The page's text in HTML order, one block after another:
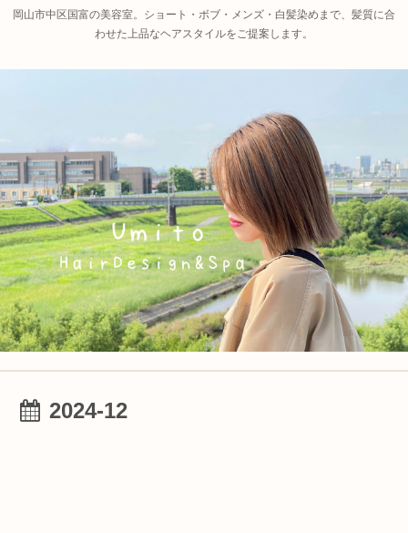
岡山市中区国富の美容室。ショート・ボブ・メンズ・白髪染めまで、髪質に合
わせた上品なヘアスタイルをご提案します。
2024-12